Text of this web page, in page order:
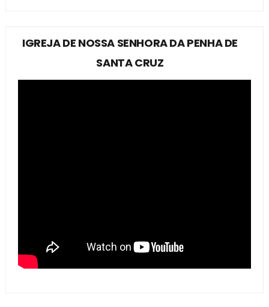
IGREJA DE NOSSA SENHORA DA PENHA DE
SANTA CRUZ